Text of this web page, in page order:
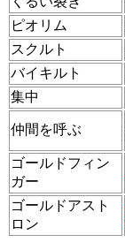
ピオリム
スクルト
バイキルト
集中
仲間を呼ぶ
ゴールドフィン
ガー
ゴールドアスト
ロン